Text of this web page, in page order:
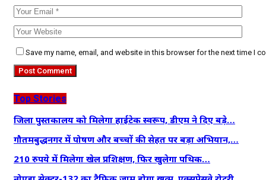
Save my name, email, and website in this browser for the next time I
Top Stories
जिला पुस्तकालय को मिलेगा हाईटेक स्वरूप, डीएम ने दिए बड़े…
गौतमबुद्धनगर में पोषण और बच्चों की सेहत पर बड़ा अभियान,…
210 रुपये में मिलेगा खेल प्रशिक्षण, फिर खुलेगा पथिक…